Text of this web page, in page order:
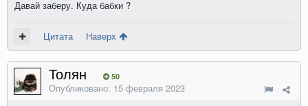
Давай заберу. Куда бабки ?
Цитата Наверх
Толян 50
Опубликовано: 15 февраля 2023